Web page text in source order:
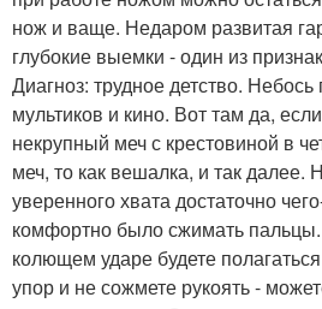
нож и ваще. Недаром развитая
глубокие выемки - один из
Диагноз: трудное детство.
мультиков и кино. Вот там да,
некрупный меч с крестовиной в
меч, то как вешалка, и так далее.
уверенного хвата достаточно
комфортно было сжимать
колющем ударе будете
упор и не сожмете рукоять -